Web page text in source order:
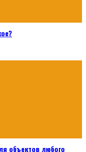
объектов любого